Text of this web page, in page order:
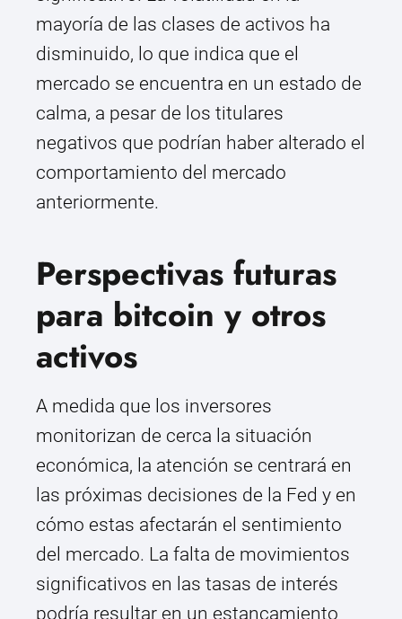
mayoría de las clases de activos ha
disminuido, lo que indica que el
mercado se encuentra en un estado de
calma, a pesar de los titulares
negativos que podrían haber alterado el
comportamiento del mercado
anteriormente.
Perspectivas futuras
para bitcoin y otros
activos
A medida que los inversores
monitorizan de cerca la situación
económica, la atención se centrará en
las próximas decisiones de la Fed y en
cómo estas afectarán el sentimiento
del mercado. La falta de movimientos
significativos en las tasas de interés
podría resultar en un estancamiento